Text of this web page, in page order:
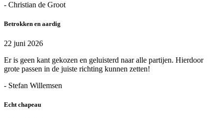
- Christian de Groot
Betrokken en aardig
22 juni 2026
Er is geen kant gekozen en geluisterd naar alle partijen. Hierdoor
grote passen in de juiste richting kunnen zetten!
- Stefan Willemsen
Echt chapeau